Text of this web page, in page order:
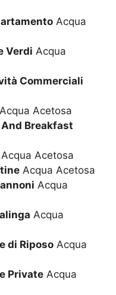
Acqua
Verdi Acqua
Commerciali
Acqua Acetosa
Breakfast
Acqua Acetosa
Acqua Acetosa
Acqua
Acqua
di Riposo Acqua
Private Acqua